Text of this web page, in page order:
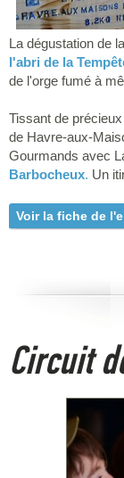
La dégustation de
l'abri de la
de l'orge fumé à
Tissant de
de Havre-aux-
Gourmands avec
Barbocheux. Un
Voir la fiche de
Circuit